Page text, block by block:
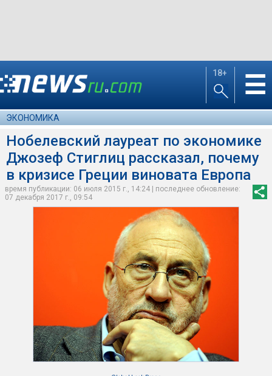
18+ ☰
ЭКОНОМИКА
Нобелевский лауреат по экономике
Джозеф Стиглиц рассказал, почему
в кризисе Греции виновата Европа
время публикации: 06 июля 2015 г., 14:24 | последнее обновление:
07 декабря 2017 г., 09:54